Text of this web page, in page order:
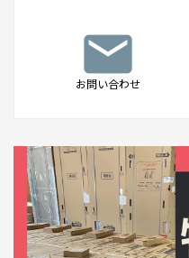
mail
お問い合わせ